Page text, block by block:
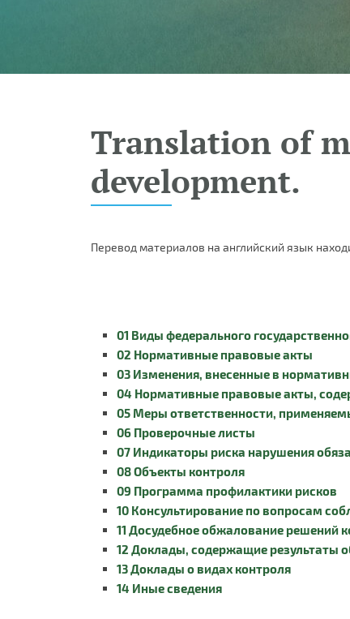
Translation of
development.
Перевод материалов на английский язык
01 Виды федерального
02 Нормативные правовые акты
03 Изменения, внесенные в
04 Нормативные правовые акты,
05 Меры ответственности,
06 Проверочные листы
07 Индикаторы риска нарушения
08 Объекты контроля
09 Программа профилактики рисков
10 Консультирование по вопросам
11 Досудебное обжалование решений
12 Доклады, содержащие результаты
13 Доклады о видах контроля
14 Иные сведения